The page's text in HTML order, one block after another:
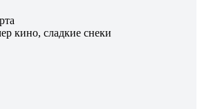
кино, сладкие снеки